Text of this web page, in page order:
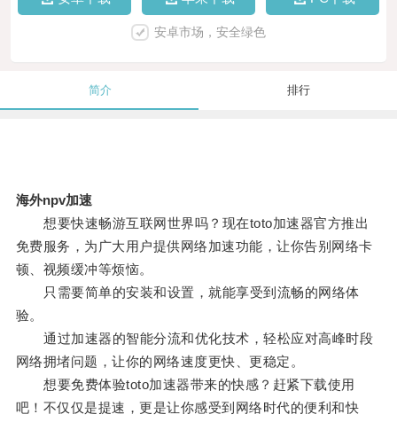
安卓市场，安全绿色
简介 排行
海外npv加速
想要快速畅游互联网世界吗？现在toto加速器官方推出
免费服务，为广大用户提供网络加速功能，让你告别网络卡
顿、视频缓冲等烦恼。
只需要简单的安装和设置，就能享受到流畅的网络体
验。
通过加速器的智能分流和优化技术，轻松应对高峰时段
网络拥堵问题，让你的网络速度更快、更稳定。
想要免费体验toto加速器带来的快感？赶紧下载使用
吧！不仅仅是提速，更是让你感受到网络时代的便利和快